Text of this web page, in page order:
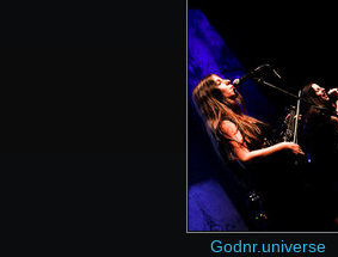
Godnr.universe